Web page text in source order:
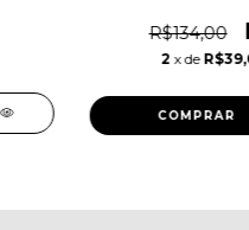
R$134,00
2 x de
COMPRAR